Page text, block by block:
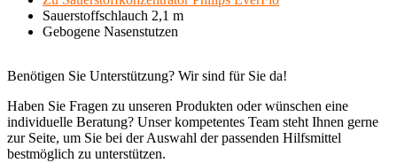
Sauerstoffschlauch 2,1 m
Gebogene Nasenstutzen
Benötigen Sie Unterstützung? Wir sind für Sie da!
Haben Sie Fragen zu unseren Produkten oder wünschen eine
individuelle Beratung? Unser kompetentes Team steht Ihnen gerne
zur Seite, um Sie bei der Auswahl der passenden Hilfsmittel
bestmöglich zu unterstützen.